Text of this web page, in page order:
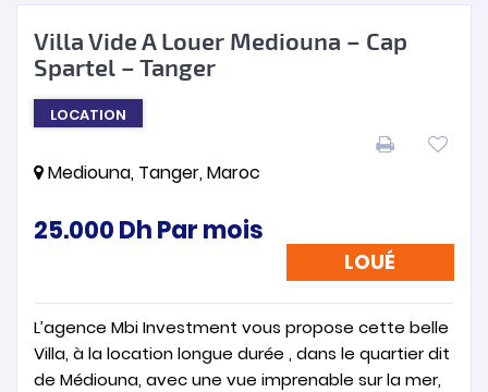
Villa Vide A Louer Mediouna – Cap
Spartel – Tanger
LOCATION
Mediouna, Tanger, Maroc
25.000DhPar mois
LOUÉ
L’agence Mbi Investment vous propose cette belle
Villa, à la location longue durée , dans le quartier dit
de Médiouna, avec une vue imprenable sur la mer,